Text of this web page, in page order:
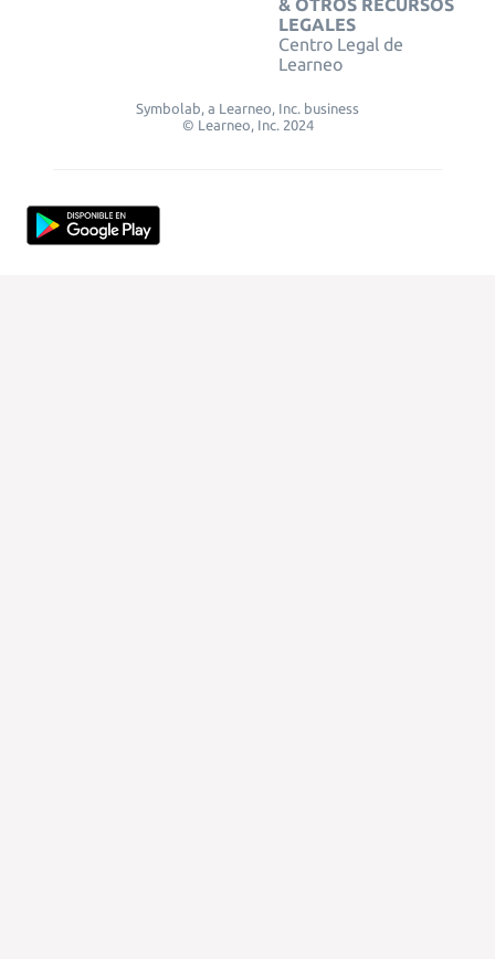
& OTROS RECURSOS
LEGALES
Centro Legal de
Learneo
Symbolab, a Learneo, Inc. business
© Learneo, Inc. 2024